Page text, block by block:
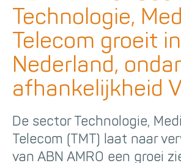
Technologie,
Telecom groeit in
Nederland,
afhankelijkheid
De sector Technologie,
Telecom (TMT) laat naar
van ABN AMRO een groei